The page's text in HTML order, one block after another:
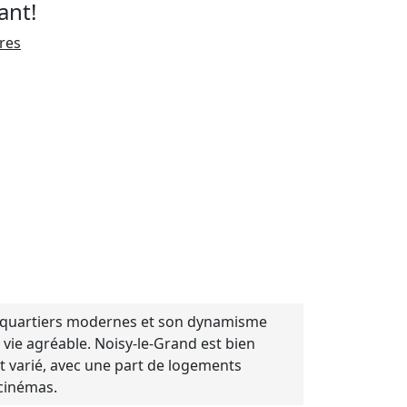
modernes et son dynamisme
agréable. Noisy-le-Grand est bien
varié, avec une part de logements